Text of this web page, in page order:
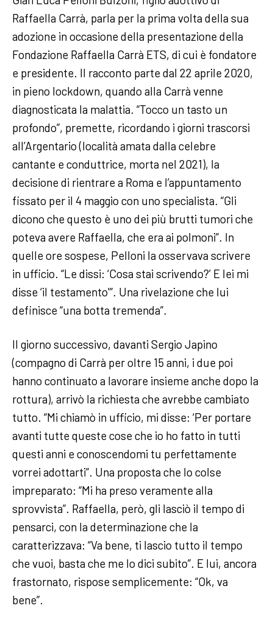
Raffaella Carrà, parla per la prima volta della sua
adozione in occasione della presentazione della
Fondazione Raffaella Carrà ETS, di cui è fondatore
e presidente. Il racconto parte dal 22 aprile 2020,
in pieno lockdown, quando alla Carrà venne
diagnosticata la malattia. “Tocco un tasto un
profondo”, premette, ricordando i giorni trascorsi
all’Argentario (località amata dalla celebre
cantante e conduttrice, morta nel 2021), la
decisione di rientrare a Roma e l’appuntamento
fissato per il 4 maggio con uno specialista. “Gli
dicono che questo è uno dei più brutti tumori che
poteva avere Raffaella, che era ai polmoni”. In
quelle ore sospese, Pelloni la osservava scrivere
in ufficio. “Le dissi: ‘Cosa stai scrivendo?’ E lei mi
disse ‘il testamento'”. Una rivelazione che lui
definisce “una botta tremenda”.
Il giorno successivo, davanti Sergio Japino
(compagno di Carrà per oltre 15 anni, i due poi
hanno continuato a lavorare insieme anche dopo la
rottura), arrivò la richiesta che avrebbe cambiato
tutto. “Mi chiamò in ufficio, mi disse: ‘Per portare
avanti tutte queste cose che io ho fatto in tutti
questi anni e conoscendomi tu perfettamente
vorrei adottarti”. Una proposta che lo colse
impreparato: “Mi ha preso veramente alla
sprovvista”. Raffaella, però, gli lasciò il tempo di
pensarci, con la determinazione che la
caratterizzava: “Va bene, ti lascio tutto il tempo
che vuoi, basta che me lo dici subito”. E lui, ancora
frastornato, rispose semplicemente: “Ok, va
bene”.